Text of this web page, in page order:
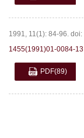
1991, 11(1): 84-96. doi:
1455(1991)01-0084-13
PDF(89)